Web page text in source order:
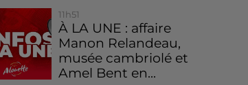
11h51
À LA UNE : affaire
Manon Relandeau,
musée cambriolé et
Amel Bent en...